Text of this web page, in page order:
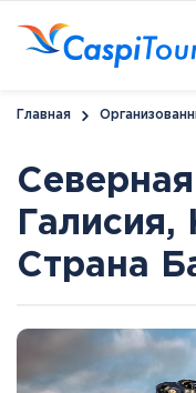
Главная
Галисия,
Страна